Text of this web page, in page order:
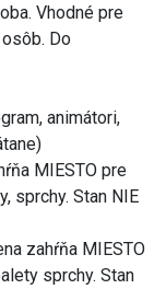
Vhodné pre
Do
animátori,
MIESTO pre
sprchy. Stan NIE
zahŕňa MIESTO
sprchy. Stan